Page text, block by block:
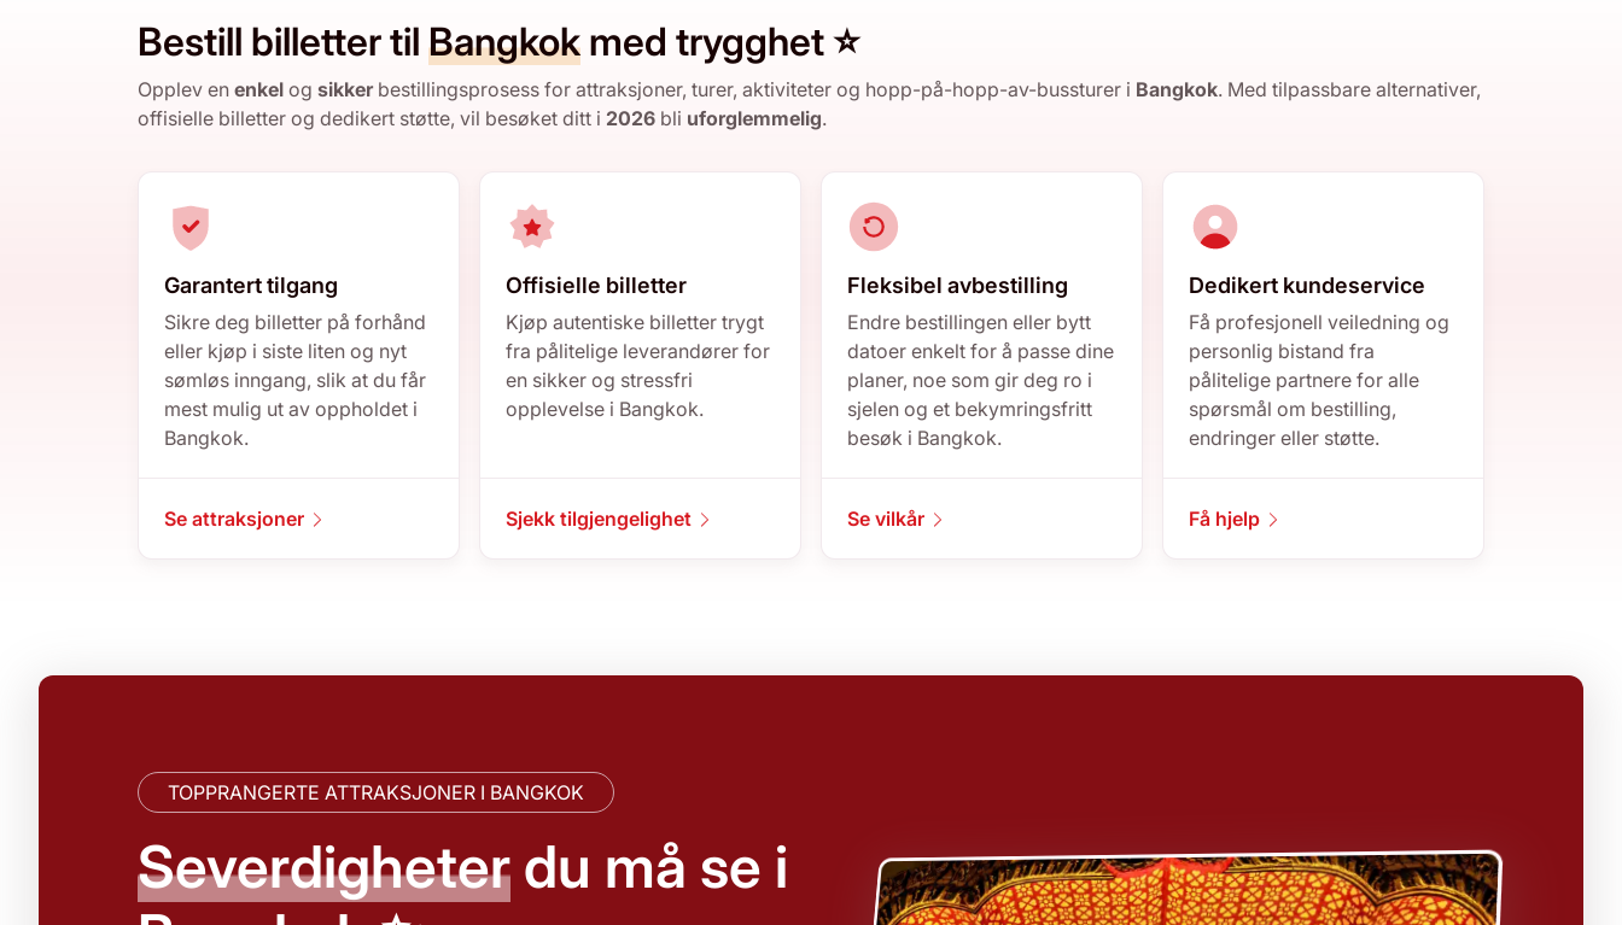
Bestill billetter til Bangkok med trygghet ⭐
Opplev en enkel og sikkerbestillingsprosess for attraksjoner, turer, aktiviteter og hopp-på-hopp-av-bussturer i Bangkok. Med tilpassbare alternativer,
offisielle billetter og dedikert støtte, vil besøket ditt i 2026 bli uforglemmelig.
Garantert tilgang
Sikre deg billetter på forhånd
eller kjøp i siste liten og nyt
sømløs inngang, slik at du får
mest mulig ut av oppholdet i
Bangkok.
Se attraksjoner
Offisielle billetter
Kjøp autentiske billetter trygt
fra pålitelige leverandører for
en sikker og stressfri
opplevelse i Bangkok.
Sjekk tilgjengelighet
Fleksibel avbestilling
Endre bestillingen eller bytt
datoer enkelt for å passe dine
planer, noe som gir deg ro i
sjelen og et bekymringsfritt
besøk i Bangkok.
Se vilkår
Dedikert kundeservice
Få profesjonell veiledning og
personlig bistand fra
pålitelige partnere for alle
spørsmål om bestilling,
endringer eller støtte.
Få hjelp
TOPPRANGERTE ATTRAKSJONER I BANGKOK
Severdigheter du må se i